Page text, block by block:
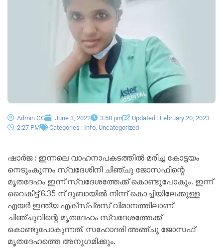
Admin GG June 3, 2022 3:58 pm
Updated : February 20, 2023
2:27 PM
Categories : Info Uncategorized
ഷാർജ : ഇന്നലെ വാഹനാപകടത്തിൽ മരിച്ച കോട്ടയം
നെടുംകുന്നം സ്വദേശിനി ചിഞ്ചു ജോസഫിന്റെ
മൃതദേഹം ഇന്ന് സ്വദേശത്തേക്ക് കൊണ്ടുപോകും. ഇന്ന്
വൈകീട്ട് 6.35 ന് ദുബായിൽ നിന്ന് കൊച്ചിയിലേക്കുള്ള
എയർ ഇന്ത്യ എക്സ്പ്രസ് വിമാനത്തിലാണ്
ചിഞ്ചുവിന്റെ മൃതദേഹം സ്വദേശത്തേക്ക്
കൊണ്ടുപോകുന്നത്. സഹോദരി അഞ്ചു ജോസഫ്
മൃതദേഹത്തെ അനുഗമിക്കും.